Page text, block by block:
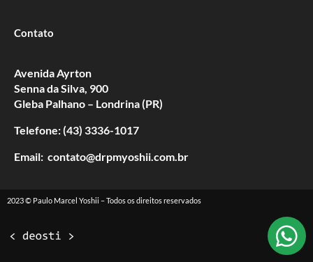
Contato
Avenida Ayrton
Senna da Silva, 900
Gleba Palhano – Londrina (PR)
Telefone: (43) 3336-1017
Email: contato@drpmyoshii.com.br
2023 © Paulo Marcel Yoshii – Todos os direitos reservados